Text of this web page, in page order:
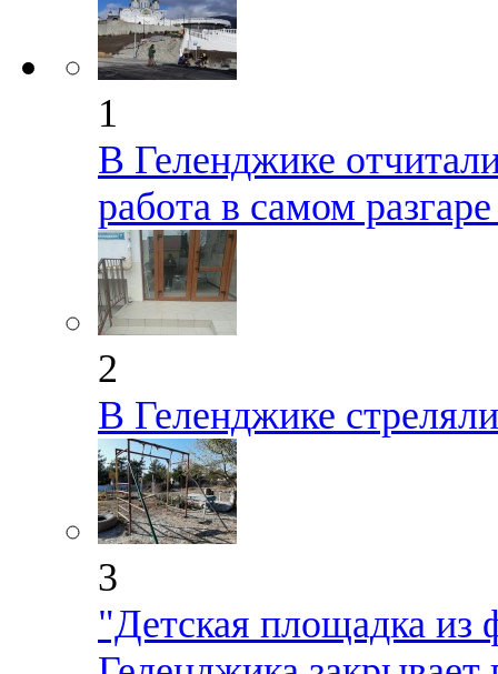
1
В Геленджике
работа в самом
2
В Геленджике
3
"Детская площадка из